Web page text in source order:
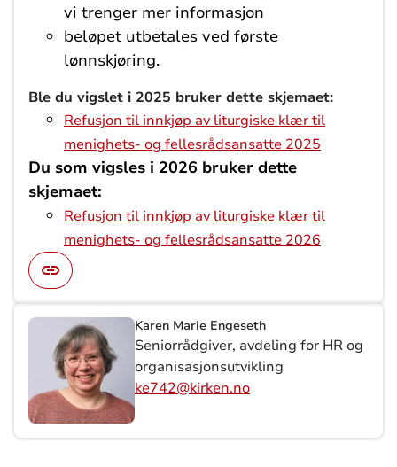
vi trenger mer informasjon
beløpet utbetales ved første
lønnskjøring.
Ble du vigslet i 2025 bruker dette skjemaet:
Refusjon til innkjøp av liturgiske klær til
menighets- og fellesrådsansatte 2025
Du som vigsles i 2026 bruker dette
skjemaet:
Refusjon til innkjøp av liturgiske klær til
menighets- og fellesrådsansatte 2026
Karen Marie Engeseth
Seniorrådgiver, avdeling for HR og
organisasjonsutvikling
ke742@kirken.no